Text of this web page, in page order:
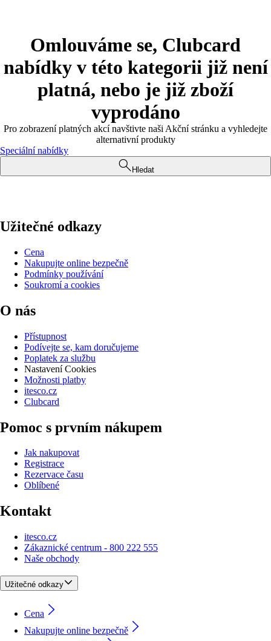
Omlouváme se, Clubcard
nabídky v této kategorii již není
platná, nebo je již zboží
vyprodáno
Pro zobrazení platných akcí navštivte naši Akční stránku a vyhledejte
alternativní produkty
Speciální nabídky
Hledat
Užitečné odkazy
Cena
Nakupujte online bezpečně
Podmínky používání
Soukromí a cookies
O nás
Přístupnost
Podívejte se, kam doručujeme
Poplatek za službu
Nastavení Cookies
Možnosti platby
itesco.cz
Clubcard
Pomoc s prvním nákupem
Jak nakupovat
Registrace
Rezervace času
Oblíbené
Kontakt
itesco.cz
Zákaznické centrum - 800 222 555
Naše obchody
Užitečné odkazy
Cena
Nakupujte online bezpečně